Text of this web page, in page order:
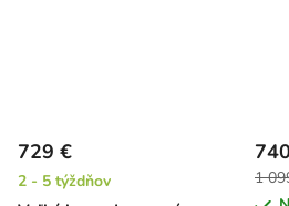
729 €
2 - 5 týždňov 1